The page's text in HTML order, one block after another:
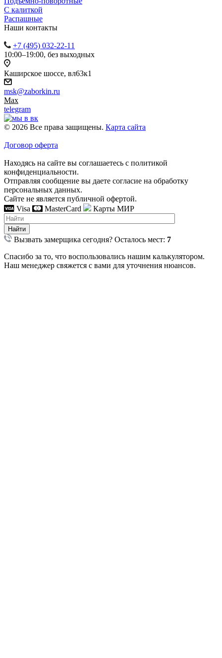
С калиткой
Распашные
Наши контакты
+7 (495) 032-22-11
10:00–19:00, без выходных
Каширское шоссе, вл63к1
msk@zaborkin.ru
Max
telegram
© 2026 Все права защищены. Карта сайта
Договор оферта
Находясь на сайте вы соглашаетесь с политикой
конфиденциальности.
Отправляя сообщение вы даете согласие на обработку
персональных данных.
Сайте не является публичной офертой.
Visa
MasterCard Карты МИР
Найти
Вызвать замерщика сегодня? Осталось мест: 7
Спасибо за то, что воспользовались нашим калькулятором.
Наш менеджер свяжется с вами для уточнения нюансов.